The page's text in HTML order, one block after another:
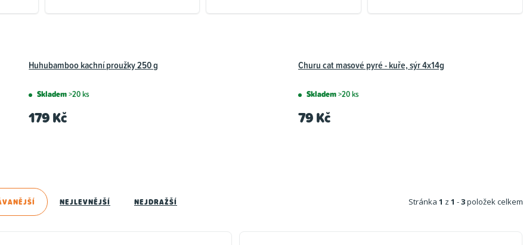
Huhubamboo kachní proužky 250 g
Skladem>20 ks
179 Kč
Churu cat masové pyré - kuře, sýr 4x14g
Skladem>20 ks
79 Kč
Stránka 1 z 1 -3položek celkem
NEJLEVNĚJŠÍ NEJDRAŽŠÍ